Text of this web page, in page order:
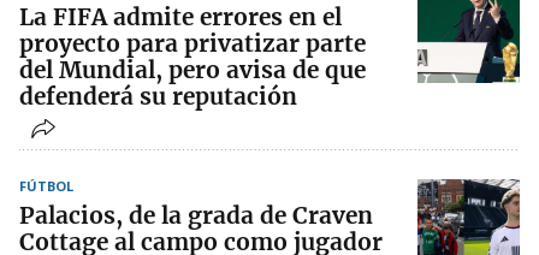
La FIFA admite errores en el
proyecto para privatizar parte
del Mundial, pero avisa de que
defenderá su reputación
FÚTBOL
Palacios, de la grada de Craven
Cottage al campo como jugador